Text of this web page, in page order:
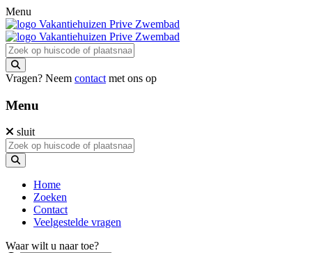
Menu
Vragen? Neem contact met ons op
Menu
sluit
Home
Zoeken
Contact
Veelgestelde vragen
Waar wilt u naar toe?